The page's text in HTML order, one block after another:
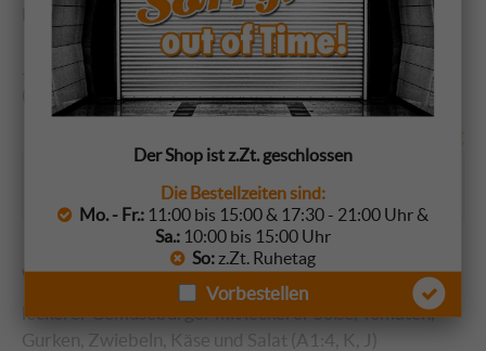
Mozzarella, Tomaten, Zwiebeln, Pesto, Käse und Salat
und extra Kartoffelecken mit Knoblauch-, Salsa-,
Joghurtdressing, Majo oder selbstgemachtem Ketchup
(G, A 1:4, C, I, J, 2, 11)
€
Optionen wählen
Vegetarischer Burger
leckerer Gemüseburger mit leckerer Soße, Tomaten,
Gurken, Zwiebeln, Käse und Salat (A1:4, K, J)
Vorbestellen
Der Shop ist z.Zt. geschlossen
Die Bestellzeiten sind:
Mo. - Fr.: 11:00 bis 15:00 & 17:30 - 21:00 Uhr &
Sa.: 10:00 bis 15:00 Uhr
So: z.Zt. Ruhetag